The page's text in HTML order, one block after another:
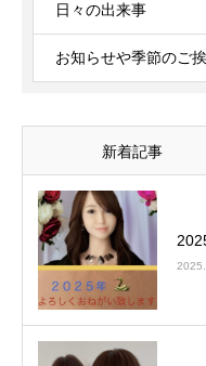
日々の出来事
お知らせや季節のご
新着記事